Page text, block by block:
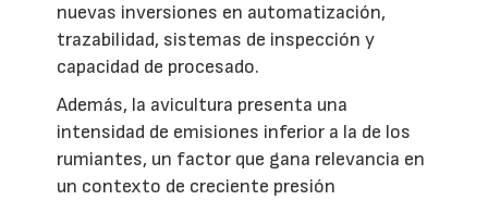
nuevas inversiones en automatización,
trazabilidad, sistemas de inspección y
capacidad de procesado.
Además, la avicultura presenta una
intensidad de emisiones inferior a la de los
rumiantes, un factor que gana relevancia en
un contexto de creciente presión